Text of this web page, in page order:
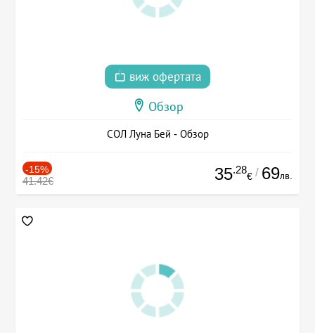
виж офертата
Обзор
СОЛ Луна Бей - Обзор
-15%
41.42€ 35.28
€ / 69лв.